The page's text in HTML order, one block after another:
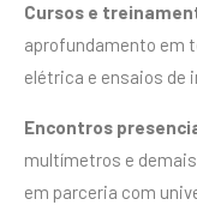
Cursos e
aprofundamento em
elétrica e ensaios de
Encontros
multímetros e
em parceria com